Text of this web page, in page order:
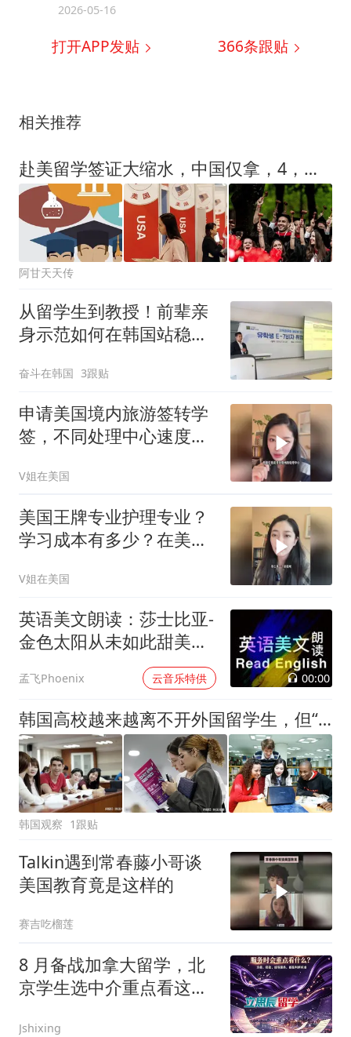
2026-05-16
打开APP发贴 366条跟贴
相关推荐
赴美留学签证大缩水，中国仅拿，4，万张降，34%，背后原因是什么？
阿甘天天传
从留学生到教授！前辈亲
身示范如何在韩国站稳脚
奋斗在韩国 3跟贴
申请美国境内旅游签转学
签，不同处理中心速度不
V姐在美国
美国王牌专业护理专业？
学习成本有多少？在美国
V姐在美国
英语美文朗读：莎士比亚-
金色太阳从未如此甜美吻
孟飞Phoenix 云音乐特供 00:00
韩国高校越来越离不开外国留学生，但“来了以后怎么办”成了难题
韩国观察 1跟贴
Talkin遇到常春藤小哥谈
美国教育竟是这样的
赛吉吃榴莲
8 月备战加拿大留学，北
京学生选中介重点看这几
Jshixing